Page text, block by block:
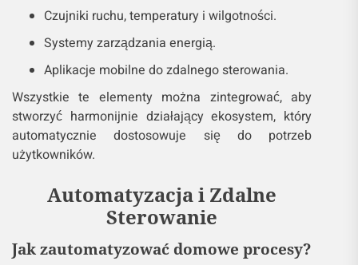
Czujniki ruchu, temperatury i wilgotności.
Systemy zarządzania energią.
Aplikacje mobilne do zdalnego sterowania.
Wszystkie te elementy można zintegrować, aby
stworzyć harmonijnie działający ekosystem, który
automatycznie dostosowuje się do potrzeb
użytkowników.
Automatyzacja i Zdalne
Sterowanie
Jak zautomatyzować domowe procesy?